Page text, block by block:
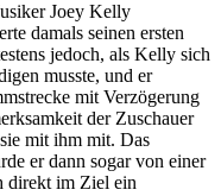
Joey Kelly
damals seinen ersten
jedoch, als Kelly sich
musste, und er
mit Verzögerung
der Zuschauer
mit ihm mit. Das
er dann sogar von einer
direkt im Ziel ein